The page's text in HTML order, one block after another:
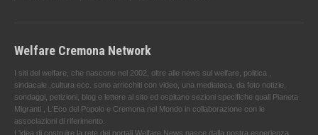
Welfare Cremona Network
I siti del welfare, che nascono nel 2002, oltre alle news sul welfare, politica ,
sindacale ,cultura ecc. sono arricchiti con video, una mediateca, da foto notizie,
sondaggi, petizioni, blog e lettere al sito ed ospitano sezioni specifiche quali Pianeta
Migranti , L'Eco del Popolo e Cremona nel Mondo in collaborazione con le
associazioni di riferimento.
L'idea di costruire la rete dei portali Welfare News nasce dalla nostra esperienza